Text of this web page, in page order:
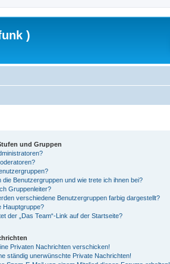
)
und Gruppen
die Benutzergruppen und wie trete ich ihnen bei?
Gruppenleiter?
verschiedene Benutzergruppen farbig dargestellt?
Hauptgruppe?
der „Das Team“-Link auf der Startseite?
Privaten Nachrichten verschicken!
ständig unerwünschte Private Nachrichten!